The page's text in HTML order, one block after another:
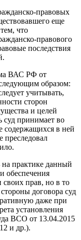
правовых
еще
что
правового
последствия
ВАС РФ от
образом:
учитывать,
сторон
и целей
суд принимает во
содержащихся в ней
преследовал
практике данный
обеспечения
своих прав, но в то
договора суд
даже при
установления
ВСО от 13.04.2015
и др.).